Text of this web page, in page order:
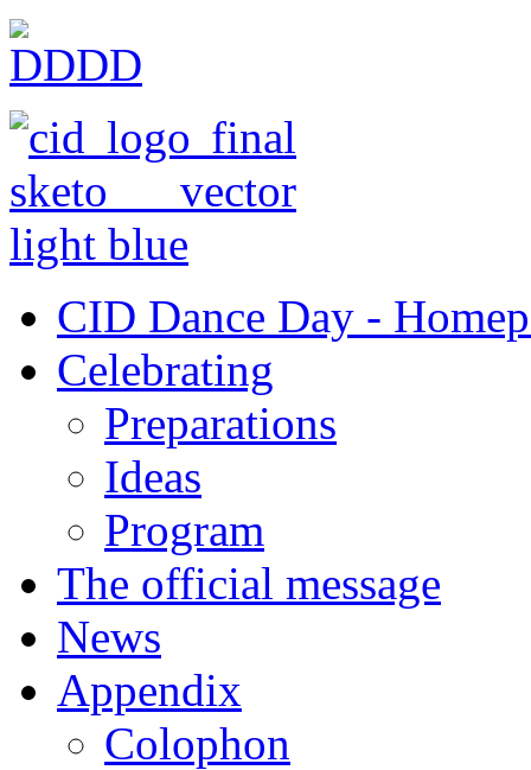
CID Dance Day -
Celebrating
Preparations
Ideas
Program
The official message
News
Appendix
Colophon